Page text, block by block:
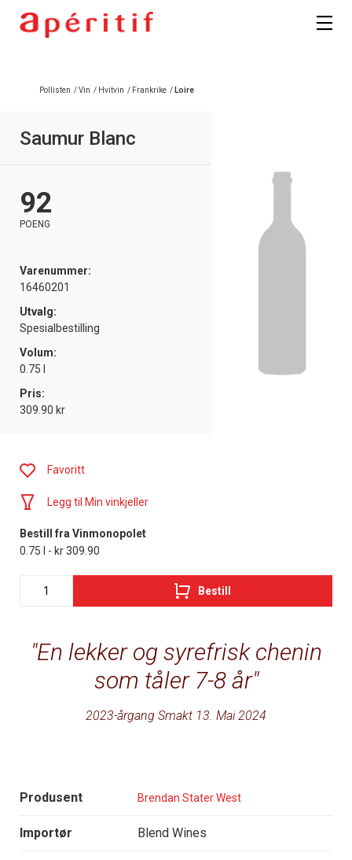
Pollisten /Vin / Hvitvin / Frankrike / Loire
Saumur Blanc
92
POENG
Varenummer:
16460201
Utvalg:
Spesialbestilling
Volum:
0.75 l
Pris:
309.90 kr
En lekker og syrefrisk chenin
som tåler 7-8 år
2023-årgang Smakt 13. Mai 2024
Produsent Brendan Stater West
Importør Blend Wines
Favoritt
Legg til Min vinkjeller
Bestill fra Vinmonopolet
0.75 l - kr 309.90
Bestill